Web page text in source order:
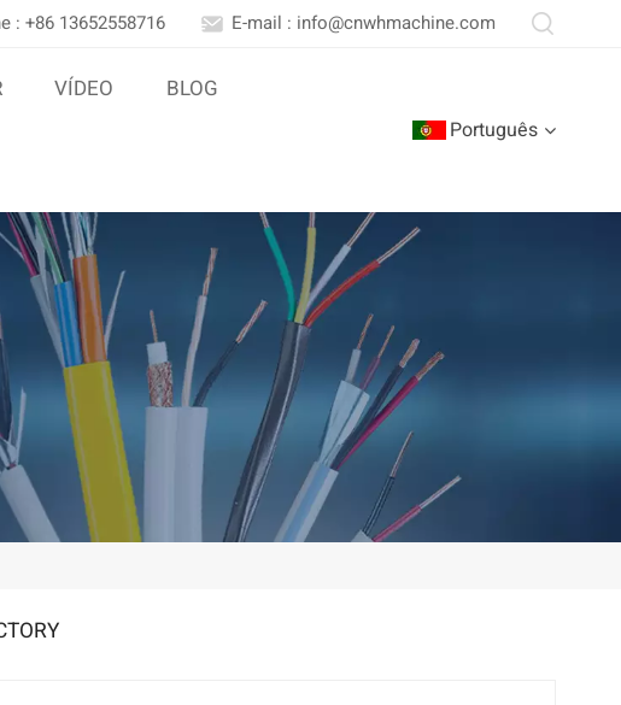
: +86 13652558716 E-mail : info@cnwhmachine.com
VÍDEO BLOG
Português